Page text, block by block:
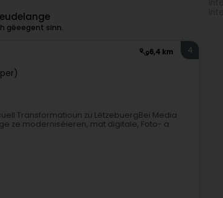
gëeegent sinn.
6,4 km 4
Transformatioun zu LëtzebuergBei Media
ze moderniséieren, mat digitale, Foto- a